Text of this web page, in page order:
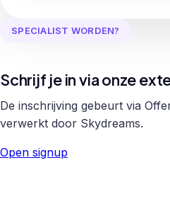
SPECIALIST WORDEN?
Schrijf je in via onze
De inschrijving gebeurt via
verwerkt door Skydreams.
Open signup